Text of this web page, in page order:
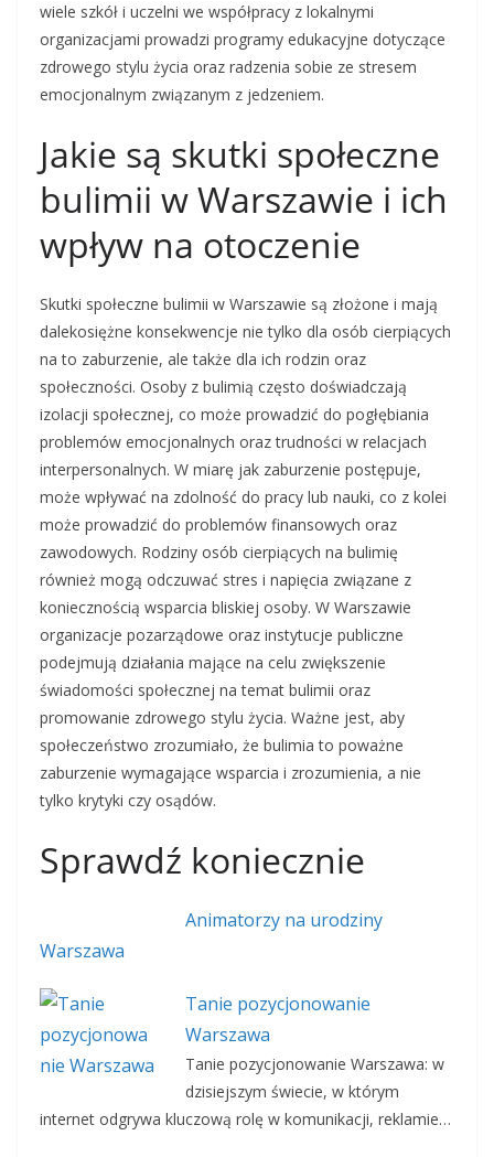
wiele szkół i uczelni we współpracy z lokalnymi
organizacjami prowadzi programy edukacyjne dotyczące
zdrowego stylu życia oraz radzenia sobie ze stresem
emocjonalnym związanym z jedzeniem.
Jakie są skutki społeczne
bulimii w Warszawie i ich
wpływ na otoczenie
Skutki społeczne bulimii w Warszawie są złożone i mają
dalekosiężne konsekwencje nie tylko dla osób cierpiących
na to zaburzenie, ale także dla ich rodzin oraz
społeczności. Osoby z bulimią często doświadczają
izolacji społecznej, co może prowadzić do pogłębiania
problemów emocjonalnych oraz trudności w relacjach
interpersonalnych. W miarę jak zaburzenie postępuje,
może wpływać na zdolność do pracy lub nauki, co z kolei
może prowadzić do problemów finansowych oraz
zawodowych. Rodziny osób cierpiących na bulimię
również mogą odczuwać stres i napięcia związane z
koniecznością wsparcia bliskiej osoby. W Warszawie
organizacje pozarządowe oraz instytucje publiczne
podejmują działania mające na celu zwiększenie
świadomości społecznej na temat bulimii oraz
promowanie zdrowego stylu życia. Ważne jest, aby
społeczeństwo zrozumiało, że bulimia to poważne
zaburzenie wymagające wsparcia i zrozumienia, a nie
tylko krytyki czy osądów.
Sprawdź koniecznie
Animatorzy na urodziny
Warszawa
Tanie pozycjonowanie
Warszawa
Tanie pozycjonowanie Warszawa: w
dzisiejszym świecie, w którym
internet odgrywa kluczową rolę w komunikacji, reklamie…